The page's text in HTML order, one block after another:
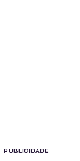
PUBLICIDADE